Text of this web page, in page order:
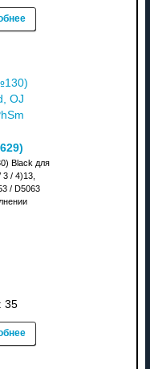
OJ
)
Black для
3 / 4)13,
/ D5063
35